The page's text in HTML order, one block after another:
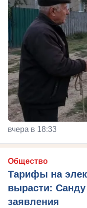
вчера в 18:33
Общество
Тарифы на
вырасти:
заявления